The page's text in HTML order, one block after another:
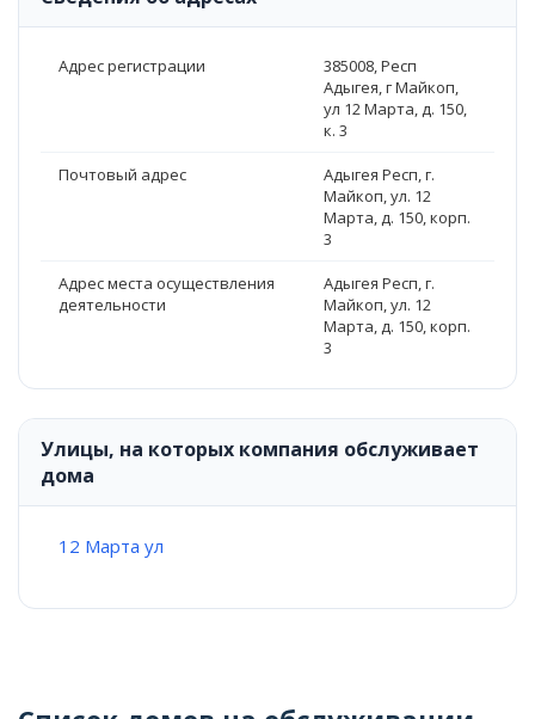
Адрес регистрации
385008, Респ
Адыгея, г Майкоп,
ул 12 Марта, д. 150,
к. 3
Почтовый адрес
Адыгея Респ, г.
Майкоп, ул. 12
Марта, д. 150, корп.
3
Адрес места осуществления
деятельности
Адыгея Респ, г.
Майкоп, ул. 12
Марта, д. 150, корп.
3
Улицы, на которых компания обслуживает
дома
12 Марта ул